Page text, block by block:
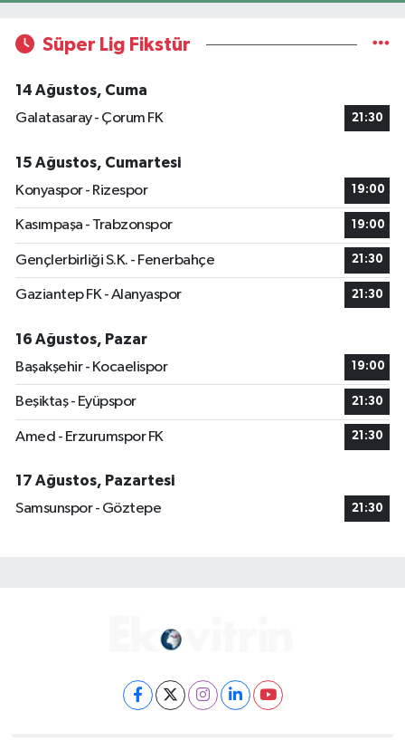
Süper Lig Fikstür
14 Ağustos, Cuma
Galatasaray - Çorum FK
21:30
15 Ağustos, Cumartesi
Konyaspor - Rizespor
19:00
Kasımpaşa - Trabzonspor 19:00
Gençlerbirliği S.K. - Fenerbahçe 21:30
Gaziantep FK - Alanyaspor 21:30
16 Ağustos, Pazar
Başakşehir - Kocaelispor
19:00
Beşiktaş - Eyüpspor 21:30
Amed - Erzurumspor FK 21:30
17 Ağustos, Pazartesi
Samsunspor - Göztepe
21:30